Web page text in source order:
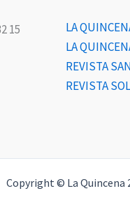
15
LA
LA
REVISTA
REVISTA
Copyright © La Quincena